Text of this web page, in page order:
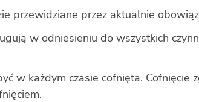
przewidziane przez aktualnie
w odniesieniu do wszystkich
w każdym czasie cofnięta. Cofnięcie